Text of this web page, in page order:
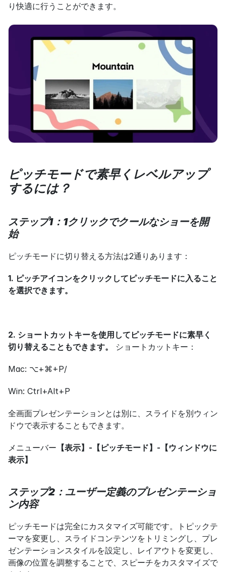
り快適に行うことができます。
ピッチモードで素早くレベルアップ
するには？
ステップ1：1クリックでクールなショーを開
始
ピッチモードに切り替える方法は2通りあります：
1. ピッチアイコンをクリックしてピッチモードに入ること
を選択できます。
2. ショートカットキーを使用してピッチモードに素早く
切り替えることもできます。
ショートカットキー：
Mac: ⌥+⌘+P/
Win: Ctrl+Alt+P
全画面プレゼンテーションとは別に、スライドを別ウィン
ドウで表示することもできます。
メニューバー 【表示】-【ピッチモード】-【ウィンドウに
表示】
ステップ2：ユーザー定義のプレゼンテーショ
ン内容
ピッチモードは完全にカスタマイズ可能です。トピックテ
ーマを変更し、スライドコンテンツをトリミングし、プレ
ゼンテーションスタイルを設定し、レイアウトを変更し、
画像の位置を調整することで、スピーチをカスタマイズで